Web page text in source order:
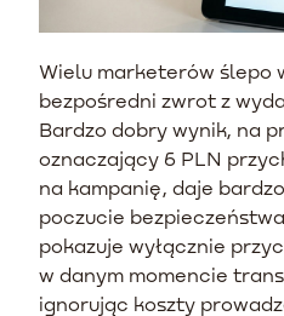
Wielu marketerów ślepo
bezpośredni zwrot z
Bardzo dobry wynik, na
oznaczający 6 PLN
na kampanię, daje
poczucie
pokazuje wyłącznie
w danym momencie
ignorując koszty